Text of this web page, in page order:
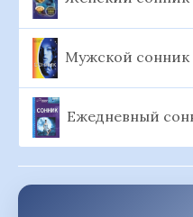
Мужской сонник
Ежедневный